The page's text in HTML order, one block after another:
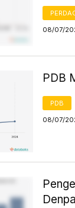
08/07/
PDB
PDB
08/07/